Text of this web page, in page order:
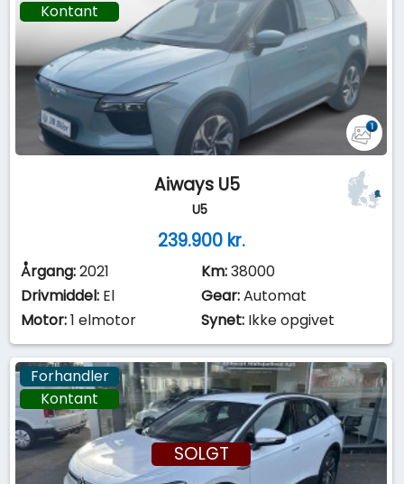
Kontant
Aiways U5
U5
239.900 kr.
Årgang:2021 Km:38000
Drivmiddel: El Gear:Automat
Motor:1 elmotor Synet: Ikke opgivet
Kontant
Forhandler
SOLGT